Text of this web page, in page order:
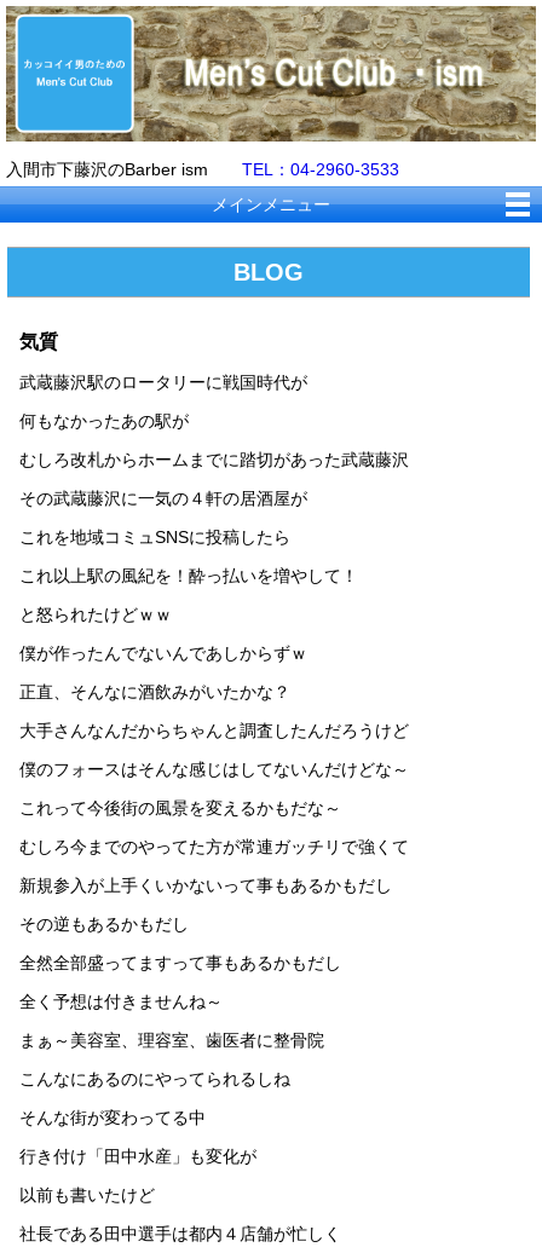
入間市下藤沢のBarber ism TEL：04-2960-3533
メインメニュー
BLOG
気質
武蔵藤沢駅のロータリーに戦国時代が
何もなかったあの駅が
むしろ改札からホームまでに踏切があった武蔵藤沢
その武蔵藤沢に一気の４軒の居酒屋が
これを地域コミュSNSに投稿したら
これ以上駅の風紀を！酔っ払いを増やして！
と怒られたけどｗｗ
僕が作ったんでないんであしからずｗ
正直、そんなに酒飲みがいたかな？
大手さんなんだからちゃんと調査したんだろうけど
僕のフォースはそんな感じはしてないんだけどな～
これって今後街の風景を変えるかもだな～
むしろ今までのやってた方が常連ガッチリで強くて
新規参入が上手くいかないって事もあるかもだし
その逆もあるかもだし
全然全部盛ってますって事もあるかもだし
全く予想は付きませんね～
まぁ～美容室、理容室、歯医者に整骨院
こんなにあるのにやってられるしね
そんな街が変わってる中
行き付け「田中水産」も変化が
以前も書いたけど
社長である田中選手は都内４店舗が忙しく